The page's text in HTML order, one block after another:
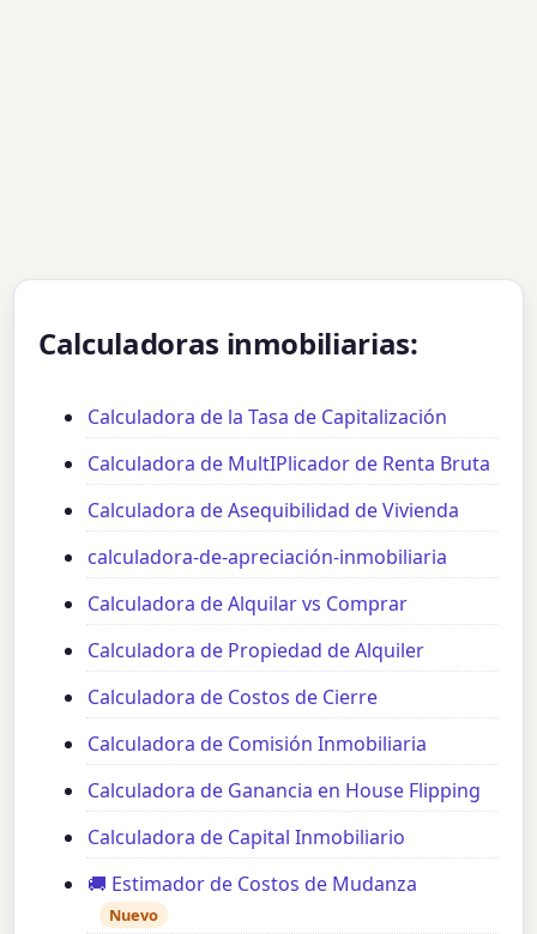
Calculadoras inmobiliarias:
Calculadora de la Tasa de Capitalización
Calculadora de MultIPlicador de Renta Bruta
Calculadora de Asequibilidad de Vivienda
calculadora-de-apreciación-inmobiliaria
Calculadora de Alquilar vs Comprar
Calculadora de Propiedad de Alquiler
Calculadora de Costos de Cierre
Calculadora de Comisión Inmobiliaria
Calculadora de Ganancia en House Flipping
Calculadora de Capital Inmobiliario
🚚 Estimador de Costos de Mudanza
Nuevo